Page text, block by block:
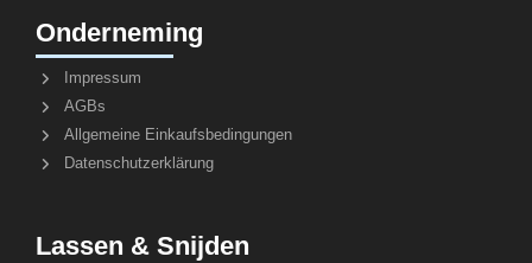
Onderneming
Impressum
AGBs
Allgemeine Einkaufsbedingungen
Datenschutzerklärung
Lassen & Snijden